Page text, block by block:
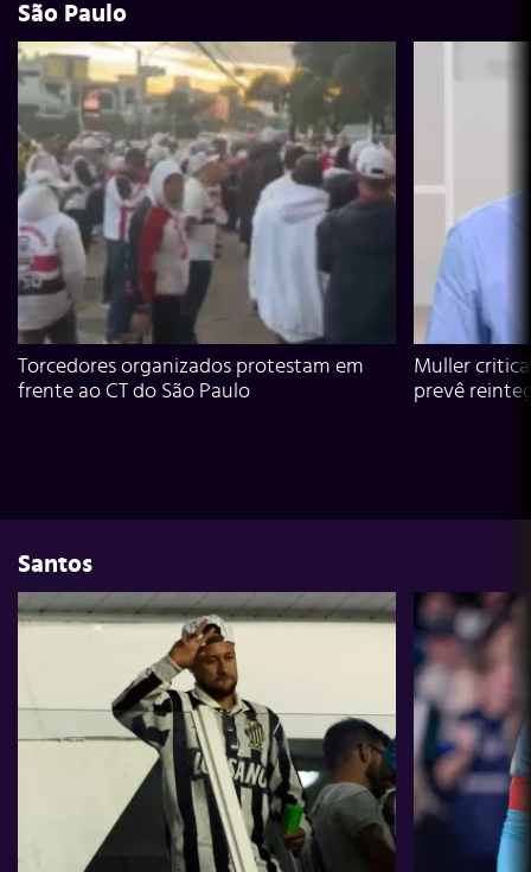
São Paulo
Torcedores organizados protestam em
frente ao CT do São Paulo
Muller
prevê
Santos